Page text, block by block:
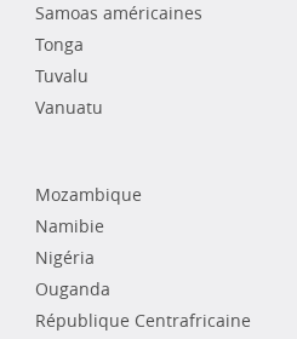
Samoas américaines
Tonga
Tuvalu
Vanuatu
Mozambique
Namibie
Nigéria
Ouganda
République Centrafricaine